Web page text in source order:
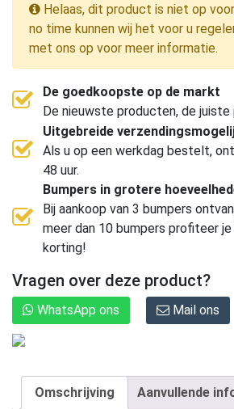
Helaas, dit product is niet op
no time kunnen wij het voor u
met ons op voor meer informatie.
De goedkoopste op de markt
De nieuwste producten, de juiste
Uitgebreide
Als u op een werkdag bestelt,
48 uur.
Bumpers in grotere
Bij aankoop van 3 bumpers
meer dan 10 bumpers profiteer
korting!
Vragen over deze product?
WhatsApp ons Mail ons
Omschrijving Aanvullende